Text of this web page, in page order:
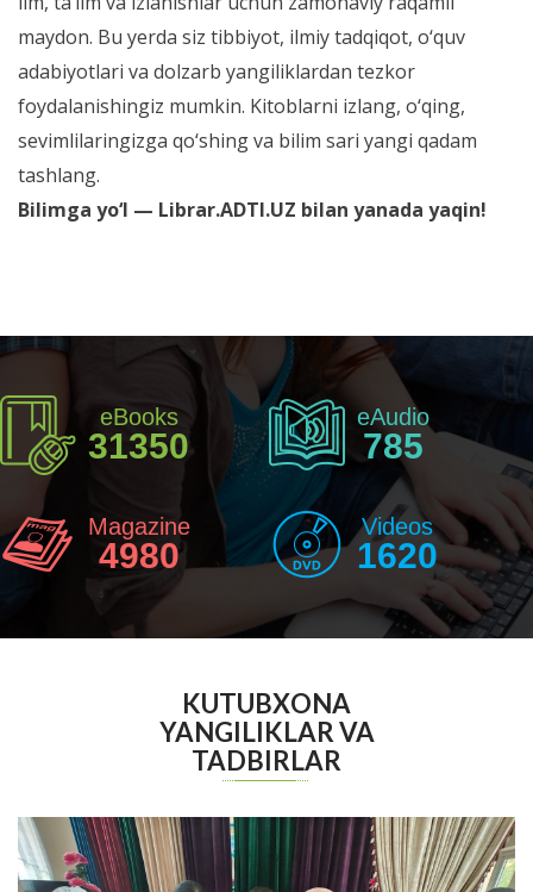
maydon. Bu yerda siz tibbiyot, ilmiy tadqiqot, o‘quv
adabiyotlari va dolzarb yangiliklardan tezkor
foydalanishingiz mumkin. Kitoblarni izlang, o‘qing,
sevimlilaringizga qo‘shing va bilim sari yangi qadam
tashlang.
Bilimga yo‘l — Librar.ADTI.UZ bilan yanada yaqin!
eBooks
31350
eAudio
785
Magazine
4980
Videos
1620
KUTUBXONA
YANGILIKLAR VA
TADBIRLAR